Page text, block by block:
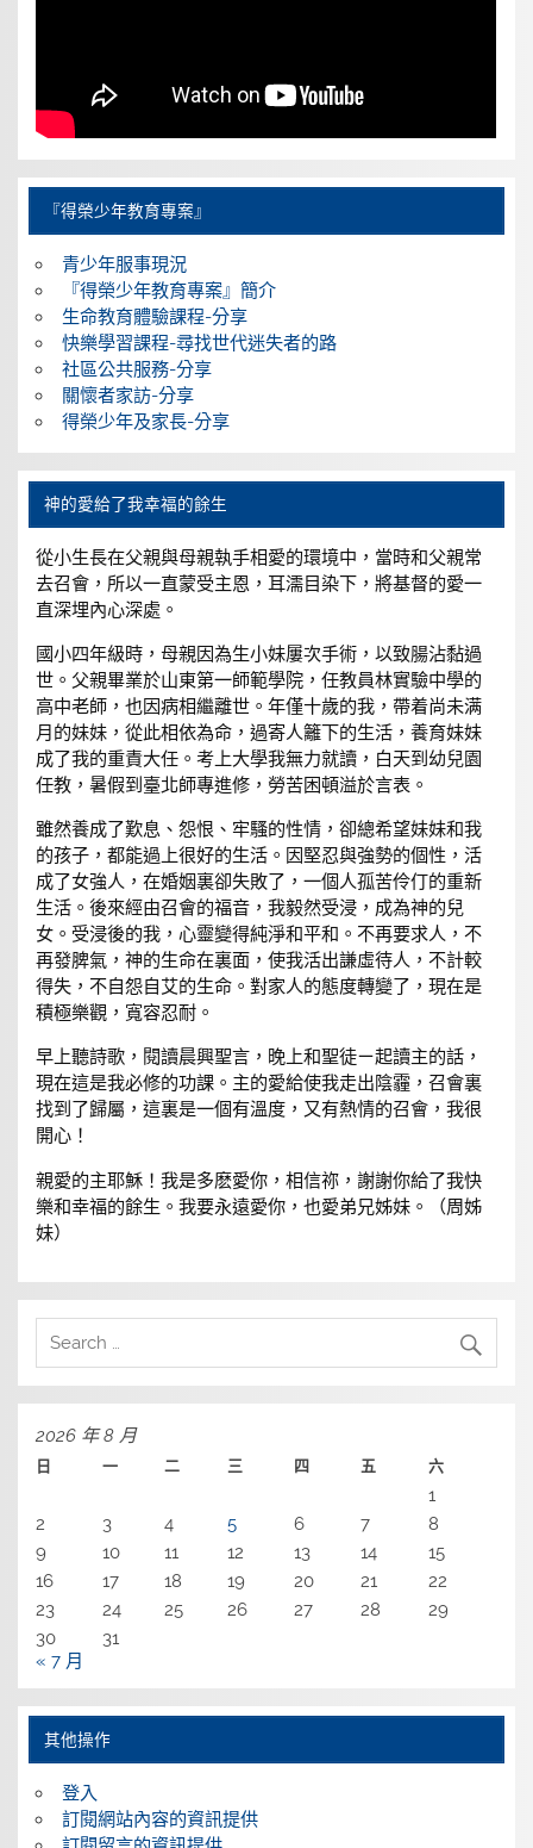
『得榮少年教育專案』
青少年服事現況
『得榮少年教育專案』簡介
生命教育體驗課程-分享
快樂學習課程-尋找世代迷失者的路
社區公共服務-分享
關懷者家訪-分享
得榮少年及家長-分享
神的愛給了我幸福的餘生
從小生長在父親與母親執手相愛的環境中，當時和父親常
去召會，所以一直蒙受主恩，耳濡目染下，將基督的愛一
直深埋內心深處。
國小四年級時，母親因為生小妹屢次手術，以致腸沾黏過
世。父親畢業於山東第一師範學院，任教員林實驗中學的
高中老師，也因病相繼離世。年僅十歲的我，帶着尚未满
月的妹妹，從此相依為命，過寄人籬下的生活，養育妹妹
成了我的重責大任。考上大學我無力就讀，白天到幼兒園
任教，暑假到臺北師專進修，勞苦困頓溢於言表。
雖然養成了歎息、怨恨、牢騷的性情，卻總希望妹妹和我
的孩子，都能過上很好的生活。因堅忍與強勢的個性，活
成了女強人，在婚姻裏卻失敗了，一個人孤苦伶仃的重新
生活。後來經由召會的福音，我毅然受浸，成為神的兒
女。受浸後的我，心靈變得純淨和平和。不再要求人，不
再發脾氣，神的生命在裏面，使我活出謙虛待人，不計較
得失，不自怨自艾的生命。對家人的態度轉變了，現在是
積極樂觀，寬容忍耐。
早上聽詩歌，閱讀晨興聖言，晚上和聖徒ㄧ起讀主的話，
現在這是我必修的功課。主的愛給使我走出陰霾，召會裏
找到了歸屬，這裏是一個有溫度，又有熱情的召會，我很
開心！
親愛的主耶穌！我是多麽愛你，相信祢，謝謝你給了我快
樂和幸福的餘生。我要永遠愛你，也愛弟兄姊妹。（周姊
妹）
2026 年 8 月
日 一 二 三 四 五 六
1
2
3 4 5 6 7
8
9
10 11 12 13 14
15
16
17 18 19 20 21
22
23
24 25 26 27 28
29
30
31
« 7 月
其他操作
登入
訂閱網站內容的資訊提供